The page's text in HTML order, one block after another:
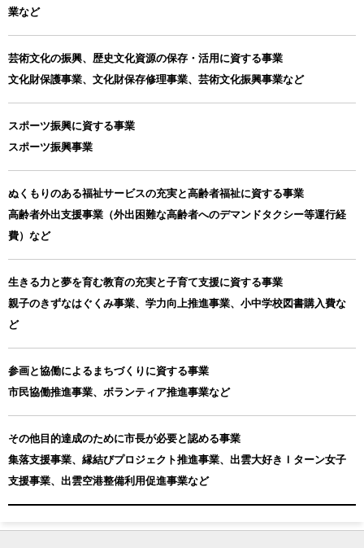
業など
芸術文化の振興、歴史文化資源の保存・活用に資する事業
文化財保護事業、文化財保存修理事業、芸術文化振興事業など
スポーツ振興に資する事業
スポーツ振興事業
ぬくもりのある福祉サービスの充実と高齢者福祉に資する事業
高齢者外出支援事業（外出困難な高齢者へのデマンドタクシー等運行経
費）など
生きる力と夢を育む教育の充実と子育て支援に資する事業
親子のきずなはぐくみ事業、学力向上推進事業、小中学校図書購入費な
ど
参画と協働によるまちづくりに資する事業
市民協働推進事業、ボランティア推進事業など
その他目的達成のために市長が必要と認める事業
集落支援事業、縁結びプロジェクト推進事業、出雲大好きＩターン女子
支援事業、出雲空港整備利用促進事業など